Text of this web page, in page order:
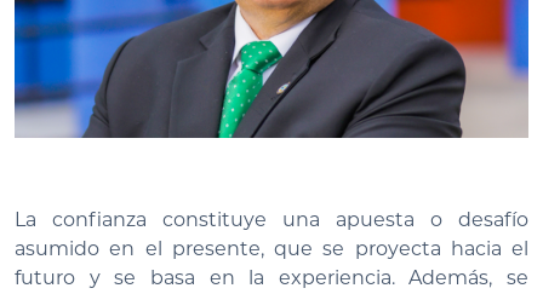
La confianza constituye una apuesta o desafío
asumido en el presente, que se proyecta hacia el
futuro y se basa en la experiencia. Además, se